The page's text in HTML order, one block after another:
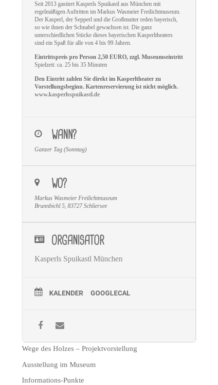
Seit 2013 gastiert Kasperls Spuikastl aus München mit
regelmäßigen Auftritten im Markus Wasmeier Freilichtmuseum.
Der Kasperl, der Sepperl und die Großmutter reden bayerisch,
so wie ihnen der Schnabel gewachsen ist. Die ganz
unterschiedlichen Stücke dieses bayerischen Kasperltheaters
sind ein Spaß für alle von 4 bis 99 Jahren.
Eintrittspreis pro Person 2,50 EURO, zzgl. Museumseintritt
Spielzeit: ca. 25 bis 35 Minuten
Den Eintritt zahlen Sie direkt im Kasperltheater zu
Vorstellungsbeginn. Kartenreservierung ist nicht möglich.
www.kasperlsspuikastl.de
WANN?
Ganzer Tag (Sonntag)
WO?
Markus Wasmeier Freilichtmuseum
Brunnbichl 5, 83727 Schliersee
ORGANISATOR
Kasperls Spuikastl München
KALENDER GOOGLECAL
Wege des Holzes – Projektvorstellung
Ausstellung im Museum
Informations-Punkte